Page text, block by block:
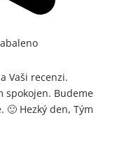
Vaši recenzi.
spokojen. Budeme
🙂 Hezký den, Tým